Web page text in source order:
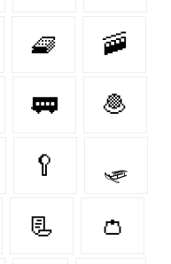
🧇 🚠
🚃 🧆
🥄 🛷
📃 👛